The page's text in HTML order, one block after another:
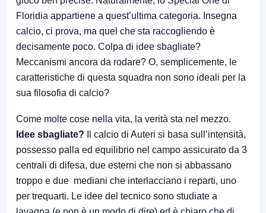
Floridia appartiene a quest’ultima categoria. Insegna
calcio, ci prova, ma quel che sta raccogliendo è
decisamente poco. Colpa di idee sbagliate?
Meccanismi ancora da rodare? O, semplicemente, le
caratteristiche di questa squadra non sono ideali per la
sua filosofia di calcio?
Come molte cose nella vita, la verità sta nel mezzo.
Idee sbagliate? Il calcio di Auteri si basa sull’intensità,
possesso palla ed equilibrio nel campo assicurato da 3
centrali di difesa, due esterni che non si abbassano
troppo e due mediani che interlacciano i reparti, uno
per trequarti. Le idee del tecnico sono studiate a